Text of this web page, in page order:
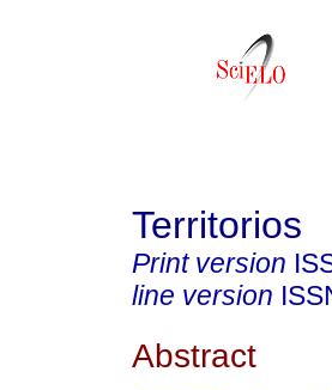
Territorios
Print version
line version
Abstract